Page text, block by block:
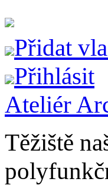
Přidat
Přihlásit
Ateliér
Těžiště